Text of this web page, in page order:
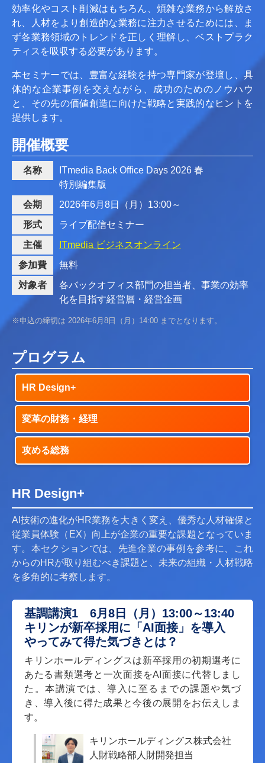
効率化やコスト削減はもちろん、煩雑な業務から解放さ
れ、人材をより創造的な業務に注力させるためには、ま
ず各業務領域のトレンドを正しく理解し、ベストプラク
ティスを吸収する必要があります。
本セミナーでは、豊富な経験を持つ専門家が登壇し、具
体的な企業事例を交えながら、成功のためのノウハウ
と、その先の価値創造に向けた戦略と実践的なヒントを
提供します。
開催概要
名称
ITmedia Back Office Days 2026 春
特別編集版
会期
2026年6月8日（月）13:00～
形式
ライブ配信セミナー
主催
ITmedia ビジネスオンライン
参加費
無料
対象者
各バックオフィス部門の担当者、事業の効率
化を目指す経営層・経営企画
※申込の締切は 2026年6月8日（月）14:00 までとなります。
プログラム
HR Design+
変革の財務・経理
攻める総務
HR Design+
AI技術の進化がHR業務を大きく変え、優秀な人材確保と
従業員体験（EX）向上が企業の重要な課題となっていま
す。本セクションでは、先進企業の事例を参考に、これ
からのHRが取り組むべき課題と、未来の組織・人材戦略
を多角的に考察します。
基調講演1 6月8日（月）13:00～13:40
キリンが新卒採用に「AI面接」を導入
やってみて得た気づきとは？
キリンホールディングスは新卒採用の初期選考に
あたる書類選考と一次面接をAI面接に代替しまし
た。本講演では、導入に至るまでの課題や気づ
き、導入後に得た成果と今後の展開をお伝えしま
す。
キリンホールディングス株式会社
人財戦略部人財開発担当